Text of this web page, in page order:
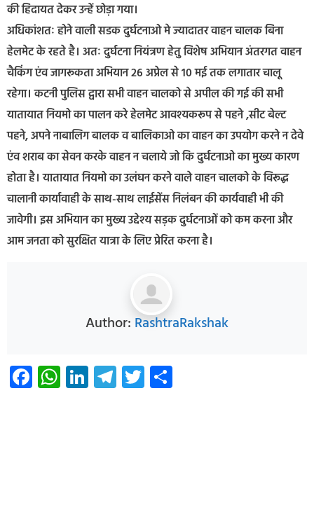
की हिदायत देकर उन्हें छोड़ा गया।
अधिकांशतः होने वाली सडक दुर्घटनाओ मे ज्यादातर वाहन चालक बिना
हेलमेट के रहते है। अतः दुर्घटना नियंत्रण हेतु विशेष अभियान अंतरगत वाहन
चैकिंग एंव जागरूकता अभियान 26 अप्रेल से 10 मई तक लगातार चालू
रहेगा। कटनी पुलिस द्वारा सभी वाहन चालको से अपील की गई की सभी
यातायात नियमो का पालन करे हेलमेट आवश्यकरूप से पहने ,सीट बेल्ट
पहने, अपने नाबालिग बालक व बालिकाओ का वाहन का उपयोग करने न देवे
एंव शराब का सेवन करके वाहन न चलाये जो कि दुर्घटनाओ का मुख्य कारण
होता है। यातायात नियमो का उलंघन करने वाले वाहन चालको के विरूद्ध
चालानी कार्यावाही के साथ-साथ लाईसेंस निलंबन की कार्यवाही भी की
जावेगी। इस अभियान का मुख्य उद्देश्य सड़क दुर्घटनाओं को कम करना और
आम जनता को सुरक्षित यात्रा के लिए प्रेरित करना है।
Author: RashtraRakshak
Facebook
WhatsApp
LinkedIn
Telegram
Twitter